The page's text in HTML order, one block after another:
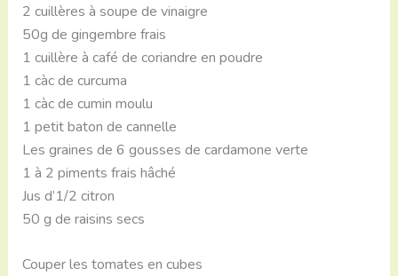
2 cuillères à soupe de vinaigre
50g de gingembre frais
1 cuillère à café de coriandre en poudre
1 càc de curcuma
1 càc de cumin moulu
1 petit baton de cannelle
Les graines de 6 gousses de cardamone verte
1 à 2 piments frais hâché
Jus d’1/2 citron
50 g de raisins secs
Couper les tomates en cubes